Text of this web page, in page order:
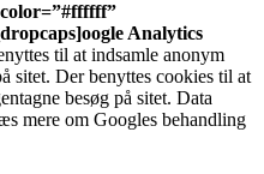
oogle Analytics
til at indsamle anonym
sitet. Der benyttes cookies til at
besøg på sitet. Data
mere om Googles behandling